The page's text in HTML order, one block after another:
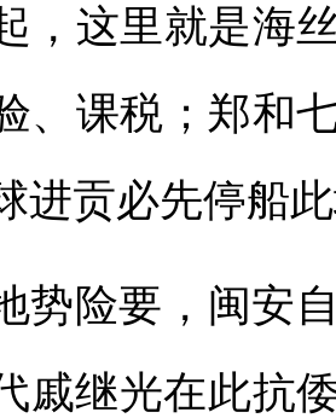
，这里就是海
、课税；郑和
进贡必先停船
势险要，闽安
继光在此抗